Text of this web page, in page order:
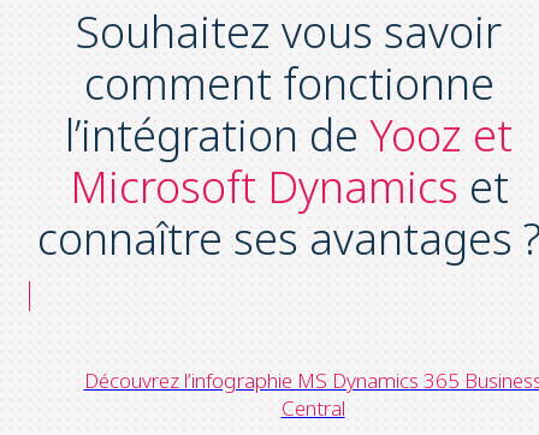
Souhaitez vous savoir
comment fonctionne
l’intégration de Yooz et
Microsoft Dynamics et
connaître ses avantages
Découvrez l’infographie MS Dynamics 365
Central